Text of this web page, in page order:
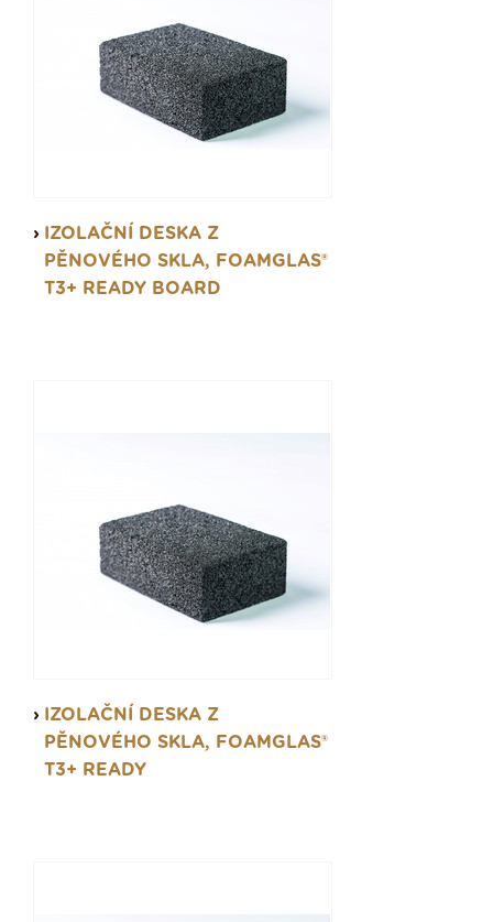
IZOLAČNÍ DESKA Z
PĚNOVÉHO SKLA, FOAMGLAS®
T3+ READY BOARD
IZOLAČNÍ DESKA Z
PĚNOVÉHO SKLA, FOAMGLAS®
T3+ READY